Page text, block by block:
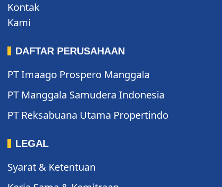
Kontak
Kami
DAFTAR PERUSAHAAN
PT Imaago Prospero Manggala
PT Manggala Samudera Indonesia
PT Reksabuana Utama Propertindo
LEGAL
Syarat & Ketentuan